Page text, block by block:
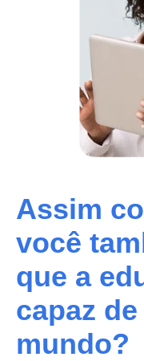
Assim
você
que a
capaz
mundo?